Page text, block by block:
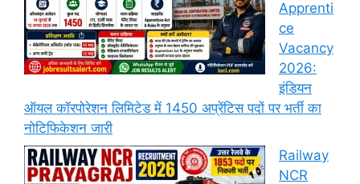
Apprenti
ce
Vacancy
2026:
इंडियन
ऑयल कॉरपोरेशन लिमिटेड में 1450 अप्रेंटिस पदों पर भर्ती का
नोटिफिकेशन जारी
Railway
NCR